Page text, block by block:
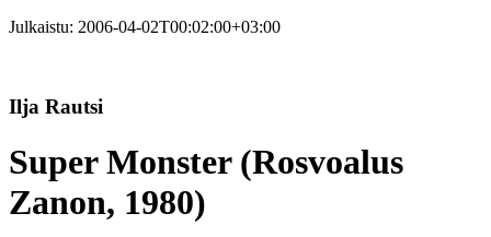
Julkaistu: 2006-04-02T00:02:00+03:00
Ilja Rautsi
Super Monster (Rosvoalus
Zanon, 1980)